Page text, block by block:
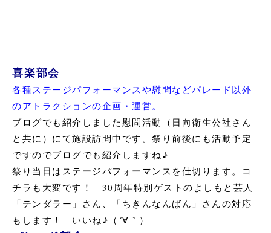
喜楽部会
各種ステージパフォーマンスや慰問などパレード以外
のアトラクションの企画・運営。
ブログでも紹介しました慰問活動（日向衛生公社さん
と共に）にて施設訪問中です。祭り前後にも活動予定
ですのでブログでも紹介しますね♪
祭り当日はステージパフォーマンスを仕切ります。コ
チラも大変です！ 30周年特別ゲストのよしもと芸人
「テンダラー」さん、「ちきんなんばん」さんの対応
もします！ いいね♪（´∀｀）